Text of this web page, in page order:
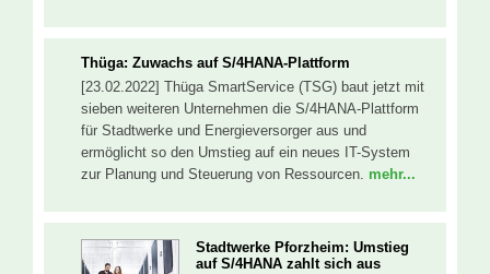
Thüga: Zuwachs auf S/4HANA-Plattform
[23.02.2022] Thüga SmartService (TSG) baut jetzt mit
sieben weiteren Unternehmen die S/4HANA-Plattform
für Stadtwerke und Energieversorger aus und
ermöglicht so den Umstieg auf ein neues IT-System
zur Planung und Steuerung von Ressourcen. mehr...
Stadtwerke Pforzheim: Umstieg
auf S/4HANA zahlt sich aus